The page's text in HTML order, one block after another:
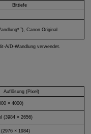
Bittiefe
1), Canon Original
A/D-Wandlung verwendet.
Auflösung (Pixel)
× 4000)
(3984 × 2656)
× 1984)